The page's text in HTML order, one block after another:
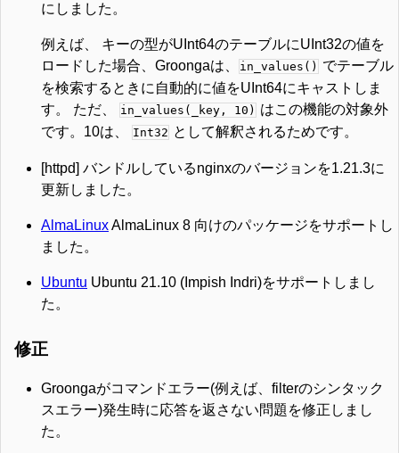
にしました。
例えば、 キーの型がUInt64のテーブルにUInt32の値を
ロードした場合、Groongaは、
in_values() でテーブル
を検索するときに自動的に値をUInt64にキャストしま
す。 ただ、
in_values(_key, 10) はこの機能の対象外
です。10は、
Int32 として解釈されるためです。
[httpd] バンドルしているnginxのバージョンを1.21.3に
更新しました。
AlmaLinuxAlmaLinux 8 向けのパッケージをサポートし
ました。
Ubuntu Ubuntu 21.10 (Impish Indri)をサポートしまし
た。
修正
Groongaがコマンドエラー(例えば、filterのシンタック
スエラー)発生時に応答を返さない問題を修正しまし
た。